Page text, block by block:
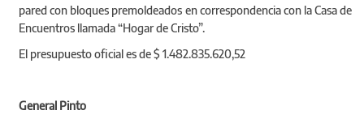
pared con bloques premoldeados en correspondencia con la Casa de
Encuentros llamada “Hogar de Cristo”.
El presupuesto oficial es de $ 1.482.835.620,52
General Pinto